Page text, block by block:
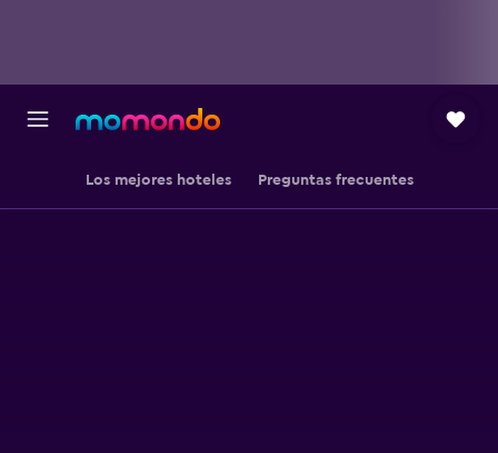
Los mejores hoteles Preguntas frecuentes